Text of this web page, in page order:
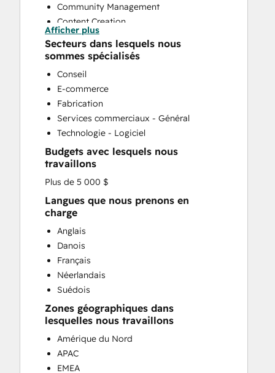
Community Management
Content Creation
Conversational Marketing
CRM Implementation
CRM Migration
Custom API Integrations
Customer Marketing
Customer Success Training
Customer Support Training
Customer Survey and Analysis
Email Marketing
Full Inbound Marketing Services
Help Desk Implementation
HubSpot Onboarding
Knowledge Base Development
Paid Advertising
Programmable Automation
Sales and Marketing Alignment
Sales Coaching and Training
Sales Enablement
Social Media
Video Production
Website Design
Website Development
Afficher plus
Secteurs dans lesquels nous
sommes spécialisés
Conseil
E-commerce
Fabrication
Services commerciaux - Général
Technologie - Logiciel
Budgets avec lesquels nous
travaillons
Plus de 5 000 $
Langues que nous prenons en
charge
Anglais
Danois
Français
Néerlandais
Suédois
Zones géographiques dans
lesquelles nous travaillons
Amérique du Nord
APAC
EMEA